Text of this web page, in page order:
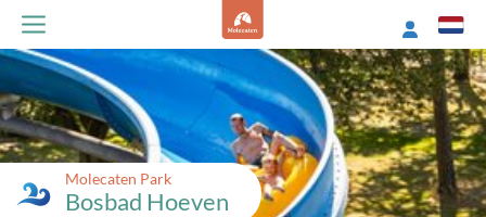
Molecaten Park
Bosbad Hoeven